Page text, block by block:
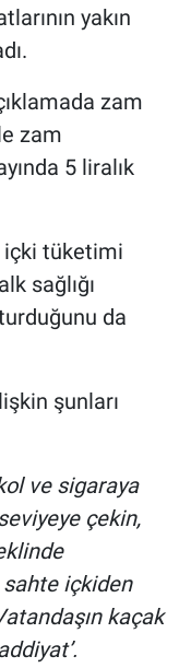
yakın
zam
zam
5 liralık
içki tüketimi
sağlığı
da
şunları
ve sigaraya
çekin,
sahte içkiden
kaçak